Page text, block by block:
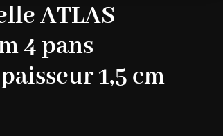
ATLAS
4 pans
1,5 cm